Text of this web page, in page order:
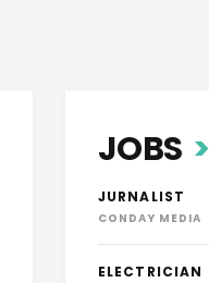
JOBS
JURNALIST
CONDAY MEDIA
ELECTRICIAN